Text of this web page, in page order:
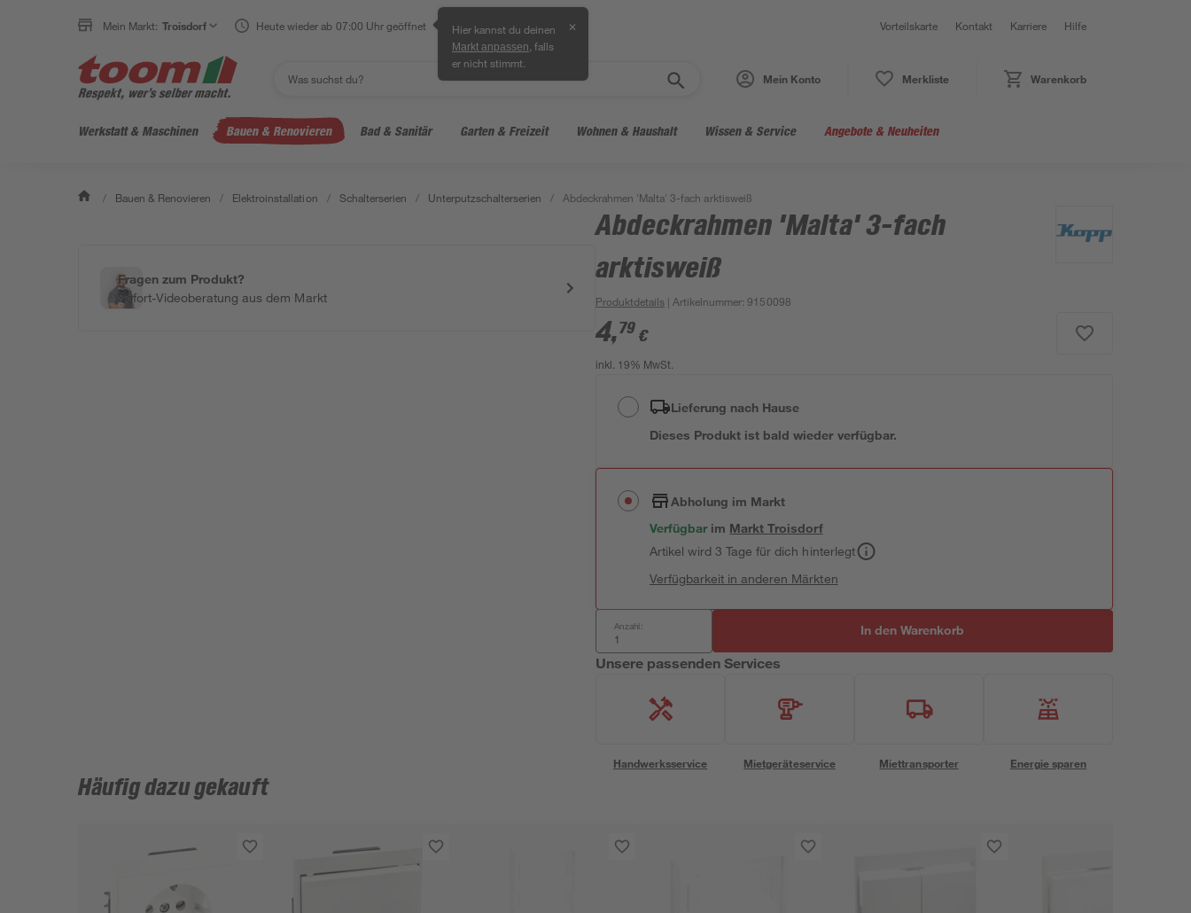
Mein Markt: Troisdorf Heute wieder ab 07:00 Uhr geöffnet Hier kannst du deinen
Markt anpassen , falls
er nicht stimmt.
✕ Vorteilskarte Kontakt Karriere Hilfe
Mein Konto Merkliste Warenkorb
Werkstatt & Maschinen Bauen & Renovieren Bad & Sanitär Garten & Freizeit Wohnen & Haushalt Wissen & Service Angebote & Neuheiten
/ Bauen & Renovieren / Elektroinstallation / Schalterserien / Unterputzschalterserien / Abdeckrahmen 'Malta' 3-fach arktisweiß
Fragen zum Produkt?
Sofort-Videoberatung aus dem Markt
Abdeckrahmen 'Malta' 3-fach
arktisweiß
Produktdetails | Artikelnummer:9150098
4,79 €
inkl. 19% MwSt.
Lieferung nach Hause
Dieses Produkt ist bald wieder verfügbar.
Abholung im Markt
Verfügbar im MarktTroisdorf
Artikel wird 3 Tage für dich hinterlegt
Verfügbarkeit in anderen Märkten
Anzahl: In den Warenkorb
Unsere passenden Services
Handwerksservice Mietgeräteservice Miettransporter Energie sparen
Häufig dazu gekauft